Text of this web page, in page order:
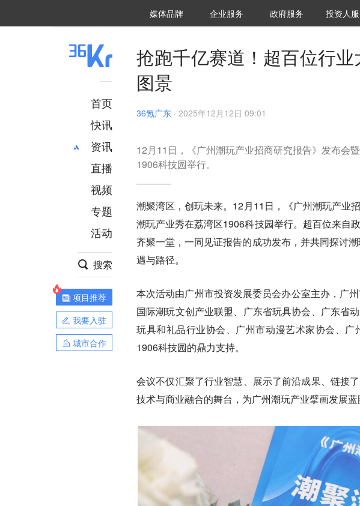
媒体品牌 36Kr研究院
企业服务 城市之窗
政府服务 VClub投资机
投资机构职
投资人
首页
快讯
资讯
推荐
财经
项目推荐
安徽
直播
视频
专题
活动
搜索
项目推荐
我要入驻
城市合作
抢跑千亿赛道！超百位行
图景
36氪广东 · 2025年12月12日 09:01
12月11日，《广州潮玩产业招商研究报告》发布会
1906科技园举行。
潮聚湾区，创玩未来。12月11日，《广州潮玩产业
潮玩产业秀在荔湾区1906科技园举行。超百位来自
齐聚一堂，一同见证报告的成功发布，并共同探讨
遇与路径。
本次活动由广州市投资发展委员会办公室主办，广
国际潮玩文创产业联盟、广东省玩具协会、广东省
玩具和礼品行业协会、广州市动漫艺术家协会、广
1906科技园的鼎力支持。
会议不仅汇聚了行业智慧、展示了前沿成果、链接
技术与商业融合的舞台，为广州潮玩产业擘画发展蓝